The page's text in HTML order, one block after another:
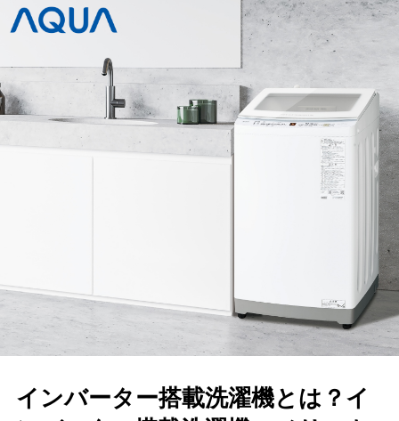
インバーター搭載洗濯機とは？イ